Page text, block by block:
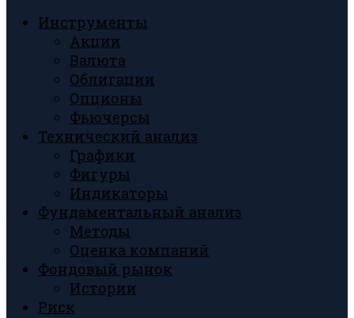
Инструменты
Акции
Валюта
Облигации
Опционы
Фьючерсы
Технический анализ
Графики
Фигуры
Индикаторы
Фундаментальный анализ
Методы
Оценка компаний
Фондовый рынок
Истории
Риск